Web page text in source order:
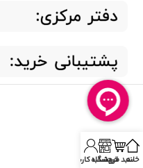
خانهسبد خرید
فروشگاه
حساب کاربری